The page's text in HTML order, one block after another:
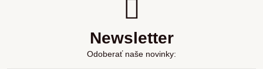
Newsletter
Odoberať naše novinky: